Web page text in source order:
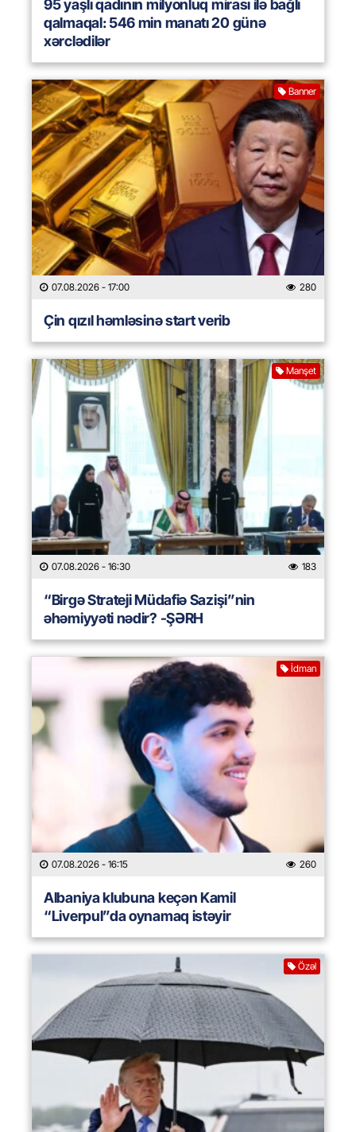
95 yaşlı qadının milyonluq mirası ilə bağlı
qalmaqal: 546 min manatı 20 günə
xərclədilər
Banner
07.08.2026 - 17:00 280
Çin qızıl həmləsinə start verib
Manşet
07.08.2026 - 16:30 183
“Birgə Strateji Müdafiə Sazişi”nin
əhəmiyyəti nədir? -ŞƏRH
İdman
07.08.2026 - 16:15 260
Albaniya klubuna keçən Kamil
“Liverpul”da oynamaq istəyir
Özəl